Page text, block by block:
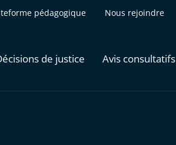
pédagogique Nous rejoindre
de justice Avis consultatifs